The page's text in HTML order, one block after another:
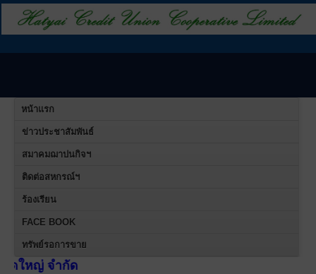
หน้าแรก
ข่าวประชาสัมพันธ์
สมาคมฌาปนกิจฯ
ติดต่อสหกรณ์ฯ
ร้องเรียน
FACE BOOK
ทรัพย์รอการขาย